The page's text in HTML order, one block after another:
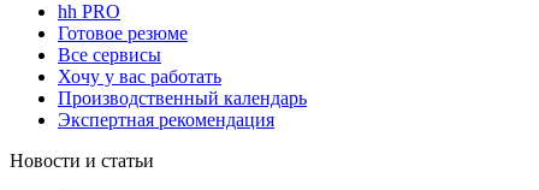
hh PRO
Готовое резюме
Все сервисы
Хочу у вас работать
Производственный календарь
Экспертная рекомендация
Новости и статьи